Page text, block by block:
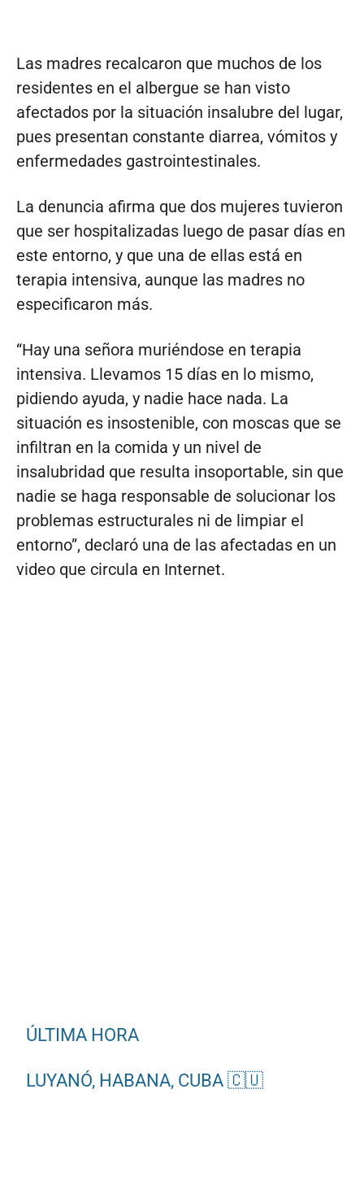
Las madres recalcaron que muchos de los
residentes en el albergue se han visto
afectados por la situación insalubre del lugar,
pues presentan constante diarrea, vómitos y
enfermedades gastrointestinales.
La denuncia afirma que dos mujeres tuvieron
que ser hospitalizadas luego de pasar días en
este entorno, y que una de ellas está en
terapia intensiva, aunque las madres no
especificaron más.
“Hay una señora muriéndose en terapia
intensiva. Llevamos 15 días en lo mismo,
pidiendo ayuda, y nadie hace nada. La
situación es insostenible, con moscas que se
infiltran en la comida y un nivel de
insalubridad que resulta insoportable, sin que
nadie se haga responsable de solucionar los
problemas estructurales ni de limpiar el
entorno”, declaró una de las afectadas en un
video que circula en Internet.
ÚLTIMA HORA
LUYANÓ, HABANA, CUBA 🇨🇺